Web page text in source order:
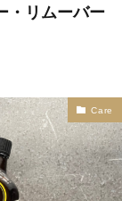
・リムーバー
Care